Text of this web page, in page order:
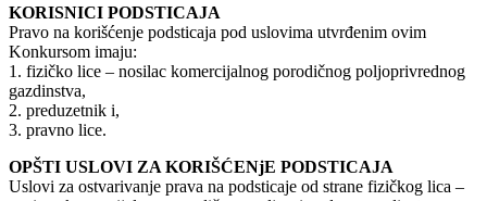
KORISNICI PODSTICAJA
Pravo na korišćenje podsticaja pod uslovima utvrđenim ovim
Konkursom imaju:
1. fizičko lice – nosilac komercijalnog porodičnog poljoprivrednog
gazdinstva,
2. preduzetnik i,
3. pravno lice.
OPŠTI USLOVI ZA KORIŠĆENjE PODSTICAJA
Uslovi za ostvarivanje prava na podsticaje od strane fizičkog lica –